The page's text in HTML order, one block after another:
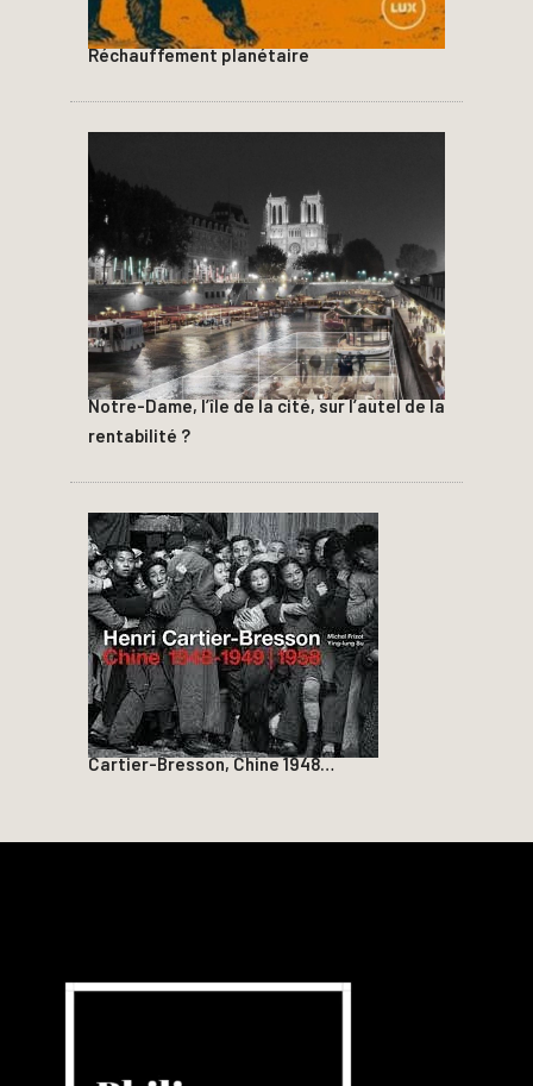
Réchauffement planétaire
Notre-Dame, l’île de la cité, sur l’autel de la
rentabilité ?
Cartier-Bresson, Chine 1948…